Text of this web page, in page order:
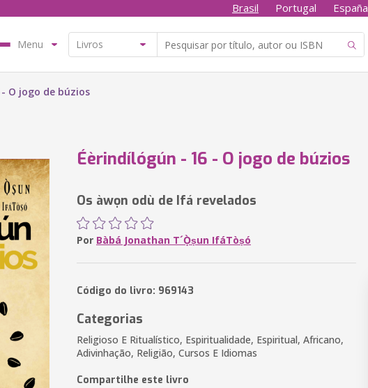
Brasil Portugal España
Menu
O jogo de búzios
Éèrindílógún - 16 - O jogo de búzios
Os àwọn odù de Ifá revelados
Por Bàbá Jonathan T´Ọ̀ṣun IfáTòṣó
Código do livro: 969143
Categorias
Religioso E Ritualístico, Espiritualidade, Espiritual, Africano,
Adivinhação, Religião, Cursos E Idiomas
Compartilhe este livro